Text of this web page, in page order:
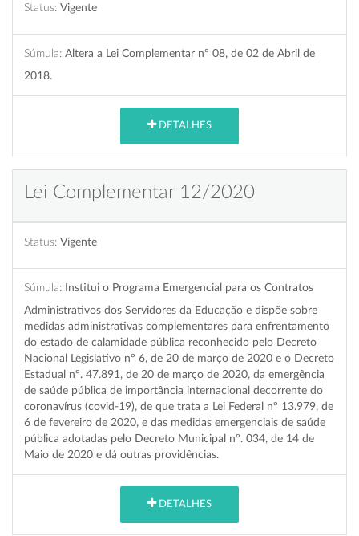
Status: Vigente
Súmula: Altera a Lei Complementar nº 08, de 02 de Abril de
2018.
DETALHES
Lei Complementar 12/2020
Status: Vigente
Súmula: Institui o Programa Emergencial para os Contratos
Administrativos dos Servidores da Educação e dispõe sobre
medidas administrativas complementares para enfrentamento
do estado de calamidade pública reconhecido pelo Decreto
Nacional Legislativo nº 6, de 20 de março de 2020 e o Decreto
Estadual nº. 47.891, de 20 de março de 2020, da emergência
de saúde pública de importância internacional decorrente do
coronavírus (covid-19), de que trata a Lei Federal nº 13.979, de
6 de fevereiro de 2020, e das medidas emergenciais de saúde
pública adotadas pelo Decreto Municipal nº. 034, de 14 de
Maio de 2020 e dá outras providências.
DETALHES